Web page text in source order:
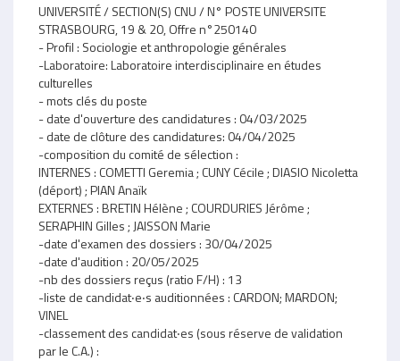
UNIVERSITÉ / SECTION(S) CNU / N° POSTE UNIVERSITE
STRASBOURG, 19 & 20, Offre n°250140
- Profil : Sociologie et anthropologie générales
-Laboratoire: Laboratoire interdisciplinaire en études
culturelles
- mots clés du poste
- date d'ouverture des candidatures : 04/03/2025
- date de clôture des candidatures: 04/04/2025
-composition du comité de sélection :
INTERNES : COMETTI Geremia ; CUNY Cécile ; DIASIO Nicoletta
(déport) ; PIAN Anaïk
EXTERNES : BRETIN Hélène ; COURDURIES Jérôme ;
SERAPHIN Gilles ; JAISSON Marie
-date d'examen des dossiers : 30/04/2025
-date d'audition : 20/05/2025
-nb des dossiers reçus (ratio F/H) : 13
-liste de candidat‧e‧s auditionnées : CARDON; MARDON;
VINEL
-classement des candidat‧es (sous réserve de validation
par le C.A.) :